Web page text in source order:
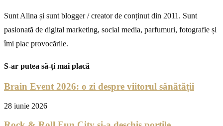
Sunt Alina și sunt blogger / creator de conținut din 2011. Sunt
pasionată de digital marketing, social media, parfumuri, fotografie și
îmi plac provocările.
S-ar putea să-ți mai placă
Brain Event 2026: o zi despre viitorul sănătății
28 iunie 2026